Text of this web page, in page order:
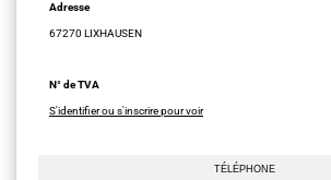
Adresse
67270 LIXHAUSEN
N° de TVA
S'identifier ou s'inscrire pour voir
TÉLÉPHONE